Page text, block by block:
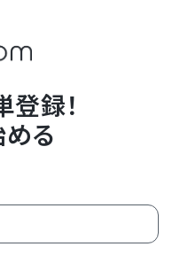
録！
る